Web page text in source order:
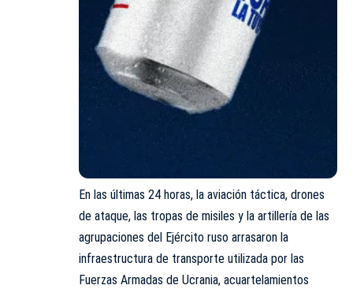
En las últimas 24 horas, la aviación táctica, drones
de ataque, las tropas de misiles y la artillería de las
agrupaciones del Ejército ruso arrasaron la
infraestructura de transporte utilizada por las
Fuerzas Armadas de Ucrania, acuartelamientos